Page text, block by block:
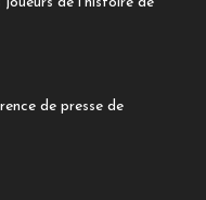
de presse de